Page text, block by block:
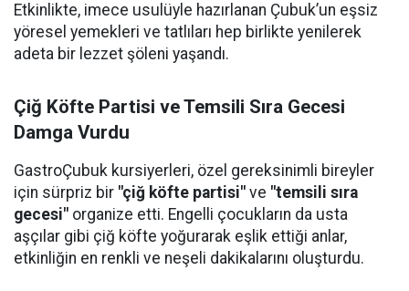
Etkinlikte, imece usulüyle hazırlanan Çubuk’un eşsiz
yöresel yemekleri ve tatlıları hep birlikte yenilerek
adeta bir lezzet şöleni yaşandı.
Çiğ Köfte Partisi ve Temsili Sıra Gecesi
Damga Vurdu
GastroÇubuk kursiyerleri, özel gereksinimli bireyler
için sürpriz bir "çiğ köfte partisi" ve "temsili sıra
gecesi" organize etti. Engelli çocukların da usta
aşçılar gibi çiğ köfte yoğurarak eşlik ettiği anlar,
etkinliğin en renkli ve neşeli dakikalarını oluşturdu.